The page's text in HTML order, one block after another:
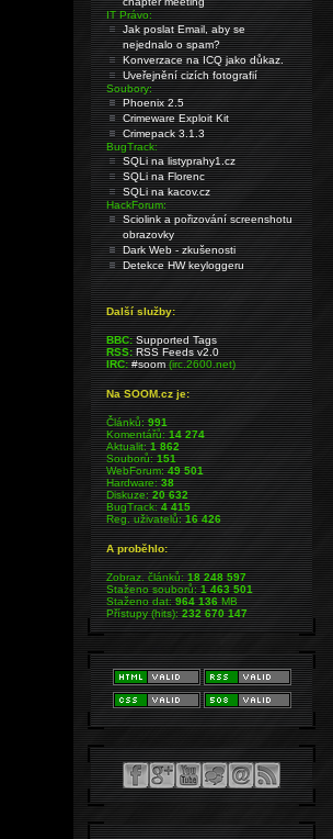
IT Právo:
Jak poslat Email, aby se
nejednalo o spam?
Konverzace na ICQ jako důkaz.
Uveřejnění cizích fotografií
Soubory:
Phoenix 2.5
Crimeware Exploit Kit
Crimepack 3.1.3
BugTrack:
SQLi na listyprahy1.cz
SQLi na Florenc
SQLi na kacov.cz
HackForum:
Sciolink a pořizování screenshotu
obrazovky
Dark Web - zkušenosti
Detekce HW keyloggeru
Další služby:
BBC: Supported Tags
RSS: RSS Feeds v2.0
IRC: #soom(irc.2600.net)
Na SOOM.cz je:
Článků:991
Komentářů:14 274
Aktualit:1 862
Souborů:151
WebForum:49 501
Hardware:38
Diskuze:20 632
BugTrack:4 415
Reg. uživatelů:16 426
A proběhlo:
Zobraz. článků:18 248 597
Staženo souborů:1 463 501
Staženo dat:964 136MB
Přístupy (hits):232 670 147